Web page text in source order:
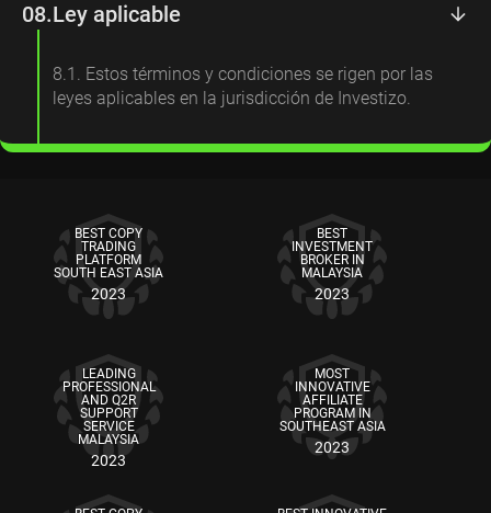
08.Ley aplicable
8.1. Estos términos y condiciones se rigen por las
leyes aplicables en la jurisdicción de Investizo.
BEST COPY
TRADING
PLATFORM
SOUTH EAST ASIA
2023
BEST
INVESTMENT
BROKER IN
MALAYSIA
2023
LEADING
PROFESSIONAL
AND Q2R
SUPPORT
SERVICE
MALAYSIA
2023
MOST
INNOVATIVE
AFFILIATE
PROGRAM IN
SOUTHEAST ASIA
2023